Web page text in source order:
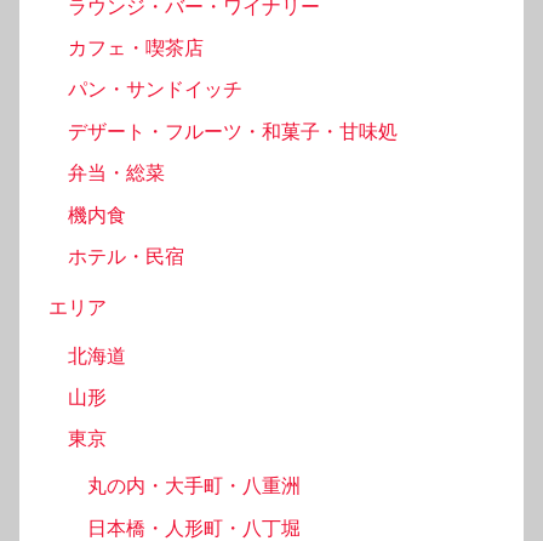
ラウンジ・バー・ワイナリー
カフェ・喫茶店
パン・サンドイッチ
デザート・フルーツ・和菓子・甘味処
弁当・総菜
機内食
ホテル・民宿
エリア
北海道
山形
東京
丸の内・大手町・八重洲
日本橋・人形町・八丁堀